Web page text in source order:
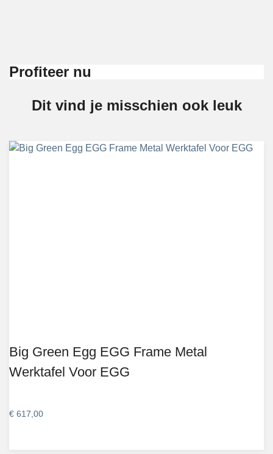
Profiteer nu
Dit vind je misschien ook leuk
Big Green Egg EGG Frame Metal
Werktafel Voor EGG
€ 617,00